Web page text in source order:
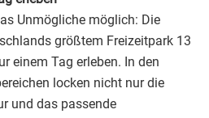
Unmögliche möglich: Die
größtem Freizeitpark 13
einem Tag erleben. In den
locken nicht nur die
und das passende